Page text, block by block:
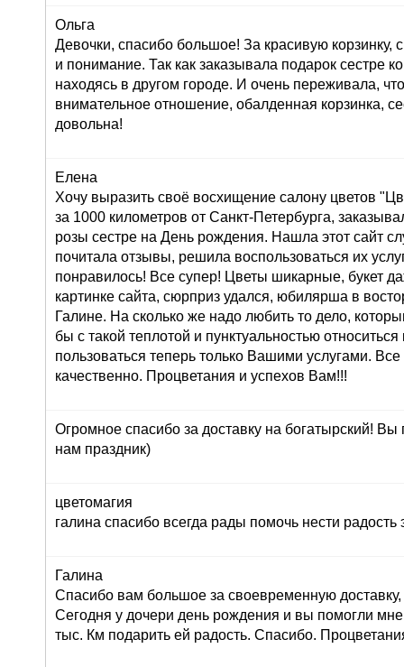
Ольга
Девочки, спасибо большое! За красивую корзинку,
и понимание. Так как заказывала подарок сестре
находясь в другом городе. И очень переживала,
внимательное отношение, обалденная корзинка,
довольна!
Елена
Хочу выразить своё восхищение салону цветов
за 1000 километров от Санкт-Петербурга,
розы сестре на День рождения. Нашла этот сайт
почитала отзывы, решила воспользоваться их
понравилось! Все супер! Цветы шикарные, букет
картинке сайта, сюрприз удался, юбилярша в
Галине. На сколько же надо любить то дело,
бы с такой теплотой и пунктуальностью
пользоваться теперь только Вашими услугами.
качественно. Процветания и успехов Вам!!!
Огромное спасибо за доставку на богатырский! Вы
нам праздник)
цветомагия
галина спасибо всегда рады помочь нести
Галина
Спасибо вам большое за своевременную доставку,
Сегодня у дочери день рождения и вы помогли
тыс. Км подарить ей радость. Спасибо.